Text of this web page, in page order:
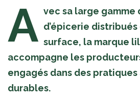
A vec sa large gamme
d’épicerie
surface, la marque
accompagne les
engagés dans des
durables.